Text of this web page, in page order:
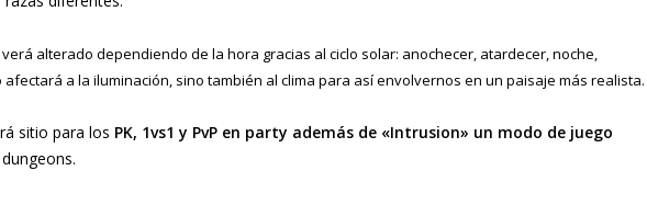
alterado dependiendo de la hora gracias al ciclo solar: anochecer, atardecer, noche,
a la iluminación, sino también al clima para así envolvernos en un paisaje más realista.
sitio para los PK, 1vs1 y PvP en party además de «Intrusion» un modo de juego